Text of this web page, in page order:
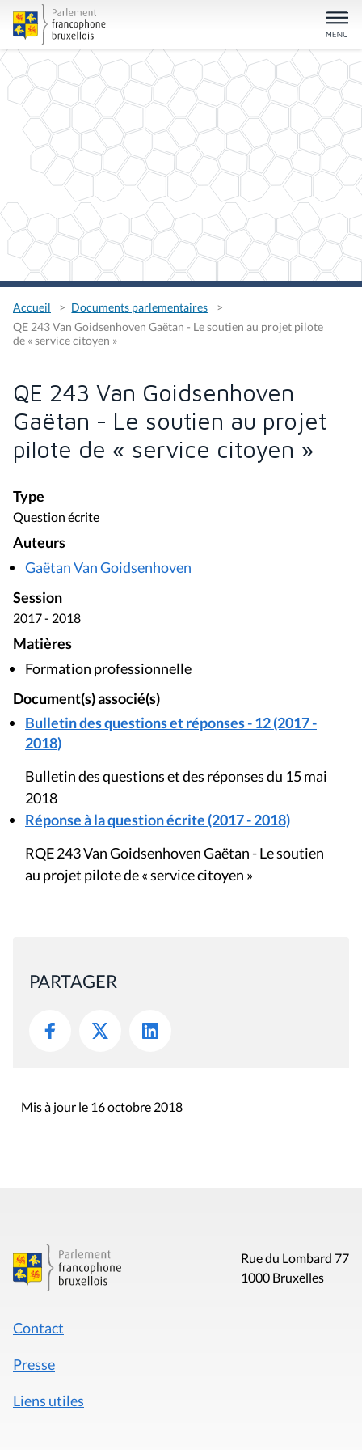
Accueil
Documents parlementaires
QE 243 Van Goidsenhoven Gaëtan - Le soutien au projet pilote
de « service citoyen »
QE 243 Van Goidsenhoven
Gaëtan - Le soutien au projet
pilote de « service citoyen »
Type
Question écrite
Auteurs
Gaëtan Van Goidsenhoven
Session
2017 - 2018
Matières
Formation professionnelle
Document(s) associé(s)
Bulletin des questions et réponses - 12 (2017 -
2018)
Bulletin des questions et des réponses du 15 mai
2018
Réponse à la question écrite (2017 - 2018)
RQE 243 Van Goidsenhoven Gaëtan - Le soutien
au projet pilote de « service citoyen »
PARTAGER
Mis à jour le 16 octobre 2018
Rue du Lombard 77
1000 Bruxelles
Contact
Presse
Liens utiles